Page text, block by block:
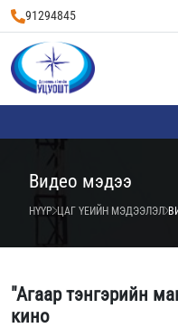
91294845
Видео мэдээ
НҮҮР ЦАГ ҮЕИЙН МЭДЭЭЛЭЛ
"Агаар тэнгэрийн
кино